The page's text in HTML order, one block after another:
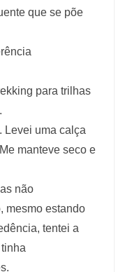
que se põe
para trilhas
Levei uma calça
manteve seco e
não
mesmo estando
tentei a